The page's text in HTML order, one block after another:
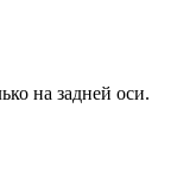
на задней оси.